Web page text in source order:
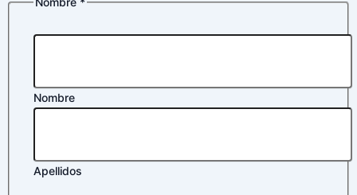
electrónico
Correo
Nombre
Apellidos